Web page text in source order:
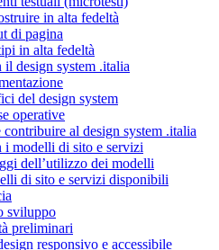
in alta fedeltà
di pagina
in alta fedeltà
il design system .italia
del design system
operative
al design system .italia
i modelli di sito e servizi
dell’utilizzo dei modelli
di sito e servizi disponibili
sviluppo
preliminari
responsivo e accessibile